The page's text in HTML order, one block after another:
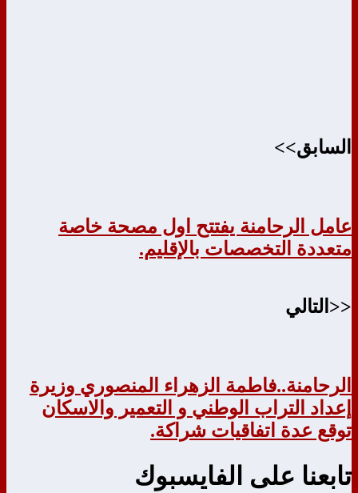
السابق>>
عامل الرحامنة يفتتح اول مصحة خاصة
متعددة التخصصات بالإقليم.
<<التالي
الرحامنة..فاطمة الزهراء المنصوري وزيرة
إعداد التراب الوطني و التعمير والاسكان
توقع عدة اتفاقيات شراكة.
تابعنا على الفايسبوك